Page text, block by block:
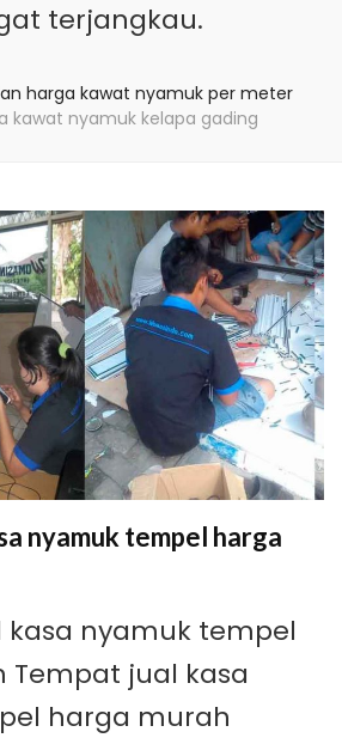
terjangkau.
harga kawat nyamuk per meter
kawat nyamuk kelapa gading
nyamuk tempel harga
nyamuk tempel
jual kasa
harga murah